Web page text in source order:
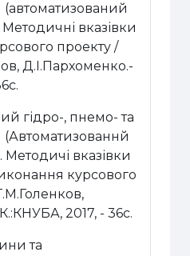
(автоматизований
вказівки
проекту /
Д.І.Пархоменко.-
гідро-‚ пнемо- та
Методичі вказівки
курсового
К.:КНУБА, 2017, - 36с.
та